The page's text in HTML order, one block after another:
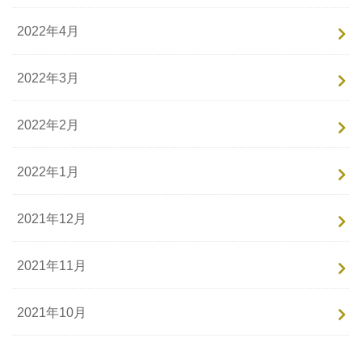
2022年4月
2022年3月
2022年2月
2022年1月
2021年12月
2021年11月
2021年10月